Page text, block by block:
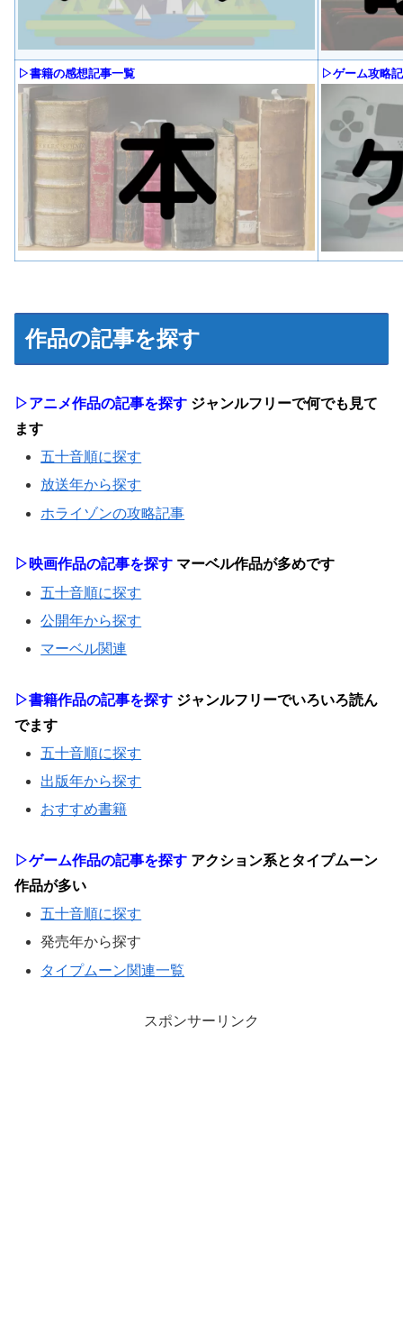
▷書籍の感想記事一覧 ▷ゲーム攻略
作品の記事を探す
▷アニメ作品の記事を探す ジャンルフリーで何でも見て
ます
五十音順に探す
放送年から探す
ホライゾンの攻略記事
▷映画作品の記事を探す マーベル作品が多めです
五十音順に探す
公開年から探す
マーベル関連
▷書籍作品の記事を探す ジャンルフリーでいろいろ読ん
でます
五十音順に探す
出版年から探す
おすすめ書籍
▷ゲーム作品の記事を探す アクション系とタイプムーン
作品が多い
五十音順に探す
発売年から探す
タイプムーン関連一覧
スポンサーリンク